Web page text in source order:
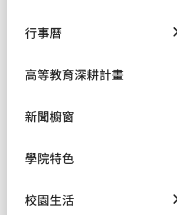
行事曆
高等教育深耕計畫
新聞櫥窗
學院特色
校園生活